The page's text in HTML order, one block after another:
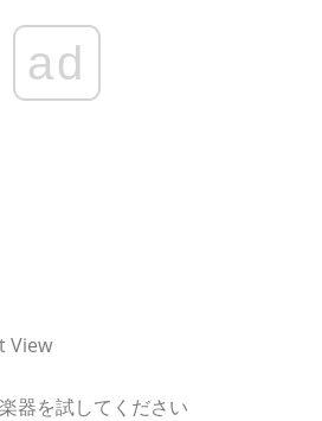
ad
View
器を試してください